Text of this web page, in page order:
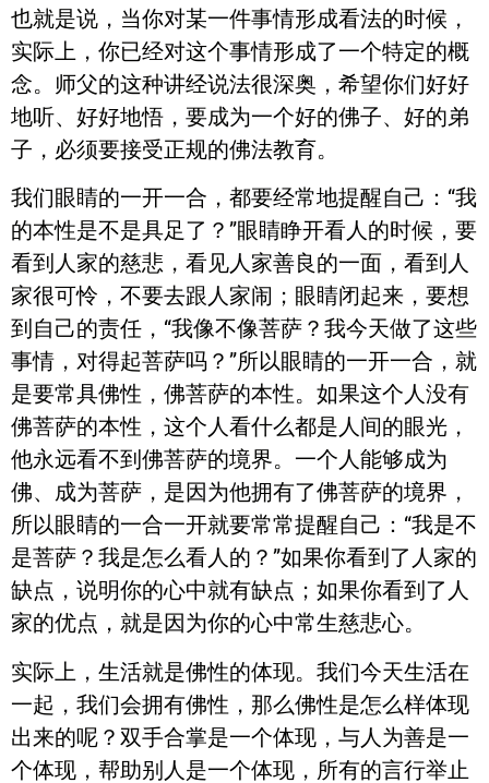
也就是说，当你对某一件事情形成看法的时候，
实际上，你已经对这个事情形成了一个特定的概
念。师父的这种讲经说法很深奥，希望你们好好
地听、好好地悟，要成为一个好的佛子、好的弟
子，必须要接受正规的佛法教育。
我们眼睛的一开一合，都要经常地提醒自己：“我
的本性是不是具足了？”眼睛睁开看人的时候，要
看到人家的慈悲，看见人家善良的一面，看到人
家很可怜，不要去跟人家闹；眼睛闭起来，要想
到自己的责任，“我像不像菩萨？我今天做了这些
事情，对得起菩萨吗？”所以眼睛的一开一合，就
是要常具佛性，佛菩萨的本性。如果这个人没有
佛菩萨的本性，这个人看什么都是人间的眼光，
他永远看不到佛菩萨的境界。一个人能够成为
佛、成为菩萨，是因为他拥有了佛菩萨的境界，
所以眼睛的一合一开就要常常提醒自己：“我是不
是菩萨？我是怎么看人的？”如果你看到了人家的
缺点，说明你的心中就有缺点；如果你看到了人
家的优点，就是因为你的心中常生慈悲心。
实际上，生活就是佛性的体现。我们今天生活在
一起，我们会拥有佛性，那么佛性是怎么样体现
出来的呢？双手合掌是一个体现，与人为善是一
个体现，帮助别人是一个体现，所有的言行举止